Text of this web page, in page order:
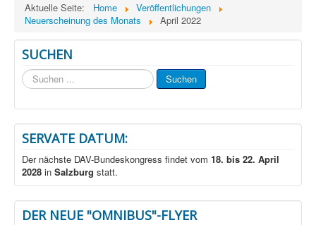
Aktuelle Seite: Home
Veröffentlichungen
Neuerscheinung des Monats
April 2022
SUCHEN
Suchen
...
Suchen
SERVATE DATUM:
Der nächste DAV-Bundeskongress findet vom 18. bis 22. April
2028 in Salzburg statt.
DER NEUE "OMNIBUS"-FLYER